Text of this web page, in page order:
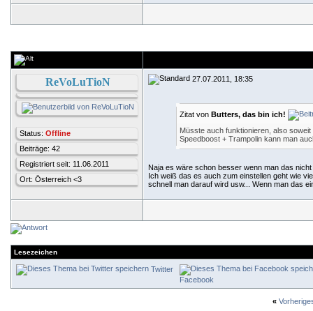
ReVoLuTioN
Status: Offline
Beiträge: 42
Registriert seit: 11.06.2011
Ort: Österreich <3
27.07.2011, 18:35
Zitat von Butters, das bin ich!
Müsste auch funktionieren, also
Speedboost + Trampolin kann man
Naja es wäre schon besser wenn man das
Ich weiß das es auch zum einstellen geht wie
schnell man darauf wird usw... Wenn man das
Lesezeichen
Twitter
Facebook
«